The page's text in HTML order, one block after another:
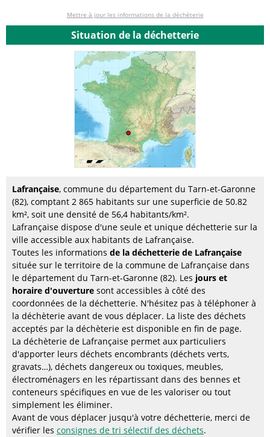
Mettre à jour les informations de la déchèterie
Situation de la déchetterie
Lafrançaise, commune du département du Tarn-et-Garonne
(82), comptant 2 865 habitants sur une superficie de 50.82
km², soit une densité de 56,4 habitants/km².
Lafrançaise dispose d'une seule et unique déchetterie sur la
ville accessible aux habitants de Lafrançaise.
Toutes les informations de la déchetterie de Lafrançaise
située sur le territoire de la commune de Lafrançaise dans
le département du Tarn-et-Garonne (82). Les jours et
horaire d'ouverture sont accessibles à côté des
coordonnées de la déchetterie. N'hésitez pas à téléphoner à
la déchèterie avant de vous déplacer. La liste des déchets
acceptés par la déchèterie est disponible en fin de page.
La déchèterie de Lafrançaise permet aux particuliers
d'apporter leurs déchets encombrants (déchets verts,
gravats…), déchets dangereux ou toxiques, meubles,
électroménagers en les répartissant dans des bennes et
conteneurs spécifiques en vue de les valoriser ou tout
simplement les éliminer.
Avant de vous déplacer jusqu'à votre déchetterie, merci de
vérifier les consignes de tri sélectif des déchets.